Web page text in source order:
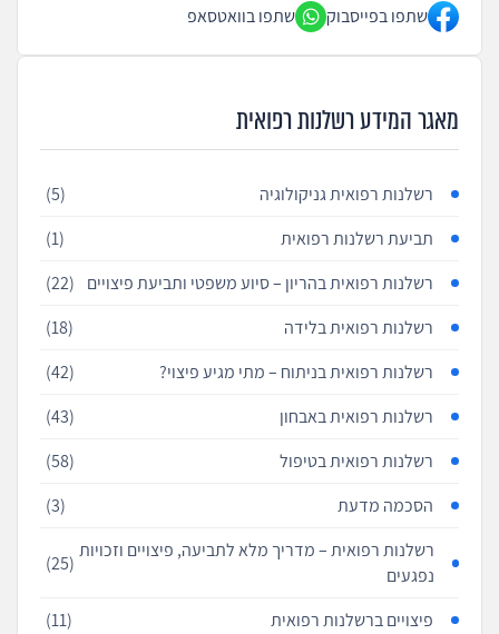
שתפו בפייסבוק שתפו בוואטסאפ
מאגר המידע רשלנות רפואית
רשלנות רפואית גניקולוגיה
(5)
תביעת רשלנות רפואית
(1)
רשלנות רפואית בהריון – סיוע משפטי ותביעת פיצויים
(22)
רשלנות רפואית בלידה
(18)
רשלנות רפואית בניתוח – מתי מגיע פיצוי?
(42)
רשלנות רפואית באבחון
(43)
רשלנות רפואית בטיפול
(58)
הסכמה מדעת
(3)
רשלנות רפואית – מדריך מלא לתביעה, פיצויים וזכויות
נפגעים
(25)
פיצויים ברשלנות רפואית
(11)